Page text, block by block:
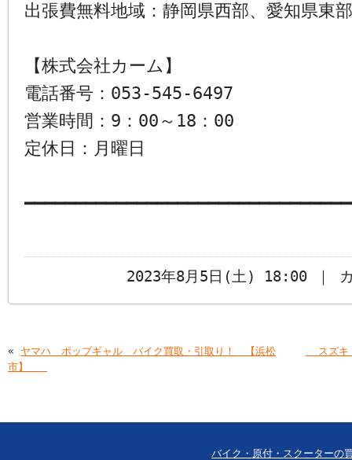
出張費無料地域：静岡県西部、愛知県東部
【株式会社カーム】
電話番号：053-545-6497
営業時間：9：00～18：00
定休日：月曜日
2023年8月5日(土) 18:00 ｜ カ
« ヤマハ ポップギャル バイク買取・引取り！ 【浜松
市】
￼￼スズ
バイク・原付・スクーターの